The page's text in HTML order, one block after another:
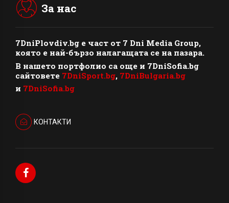
За нас
7DniPlovdiv.bg e част от 7 Dni Media Group,
която е най-бързо налагащата се на пазара.
В нашето портфолио са още и 7DniSofia.bg
сайтовете 7DniSport.bg, 7DniBulgaria.bg
и 7DniSofia.bg
КОНТАКТИ